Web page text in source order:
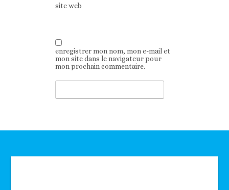
site web
enregistrer mon nom, mon e-mail et
mon site dans le navigateur pour
mon prochain commentaire.